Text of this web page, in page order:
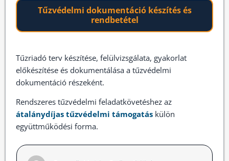
Tűzvédelmi dokumentáció készítés és
rendbetétel
Tűzriadó terv készítése, felülvizsgálata, gyakorlat
előkészítése és dokumentálása a tűzvédelmi
dokumentáció részeként.
Rendszeres tűzvédelmi feladatkövetéshez az
átalánydíjas tűzvédelmi támogatás külön
együttműködési forma.